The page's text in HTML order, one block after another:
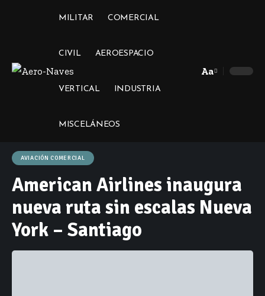
MILITAR COMERCIAL
CIVIL AEROESPACIO
VERTICAL INDUSTRIA
MISCELÁNEOS
Font
Aa
AVIACIÓN COMERCIAL
American Airlines inaugura
nueva ruta sin escalas Nueva
York – Santiago